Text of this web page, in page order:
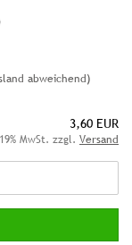
abweichend)
3,60 EUR
MwSt. zzgl. Versand